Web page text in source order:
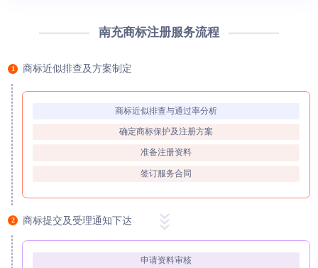
南充商标注册服务流程
1 商标近似排查及方案制定
商标近似排查与通过率分析
确定商标保护及注册方案
准备注册资料
签订服务合同
2 商标提交及受理通知下达
申请资料审核